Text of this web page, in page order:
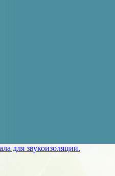
для звукоизоляции.